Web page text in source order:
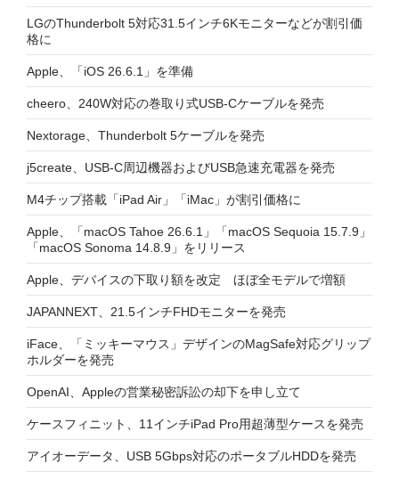
LGのThunderbolt 5対応31.5インチ6Kモニターなどが割引価
格に
Apple、「iOS 26.6.1」を準備
cheero、240W対応の巻取り式USB-Cケーブルを発売
Nextorage、Thunderbolt 5ケーブルを発売
j5create、USB-C周辺機器およびUSB急速充電器を発売
M4チップ搭載「iPad Air」「iMac」が割引価格に
Apple、「macOS Tahoe 26.6.1」「macOS Sequoia 15.7.9」
「macOS Sonoma 14.8.9」をリリース
Apple、デバイスの下取り額を改定 ほぼ全モデルで増額
JAPANNEXT、21.5インチFHDモニターを発売
iFace、「ミッキーマウス」デザインのMagSafe対応グリップ
ホルダーを発売
OpenAI、Appleの営業秘密訴訟の却下を申し立て
ケースフィニット、11インチiPad Pro用超薄型ケースを発売
アイオーデータ、USB 5Gbps対応のポータブルHDDを発売